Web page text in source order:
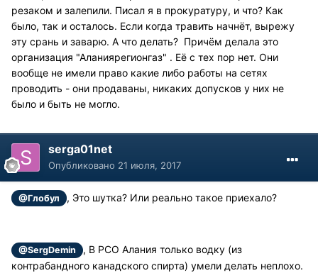
резаком и залепили. Писал я в прокуратуру, и что? Как
было, так и осталось. Если когда травить начнёт, вырежу
эту срань и заварю. А что делать? Причём делала это
организация "Аланиярегионгаз" . Её с тех пор нет. Они
вообще не имели право какие либо работы на сетях
проводить - они продаваны, никаких допусков у них не
было и быть не могло.
serga01net
Опубликовано 21 июля, 2017
@Глобул , Это шутка? Или реально такое приехало?
@SergDemin
, В РСО Алания только водку (из
контрабандного канадского спирта) умели делать неплохо.